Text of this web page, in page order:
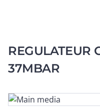
REGULATEUR
37MBAR